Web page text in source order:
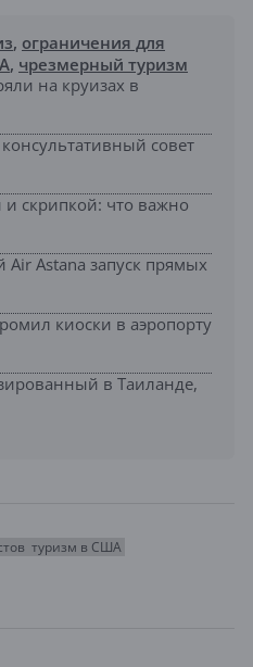
, ограничения для
, чрезмерный туризм
на круизах в
консультативный совет
скрипкой: что важно
Air Astana запуск прямых
киоски в аэропорту
в Таиланде,
туризм в США